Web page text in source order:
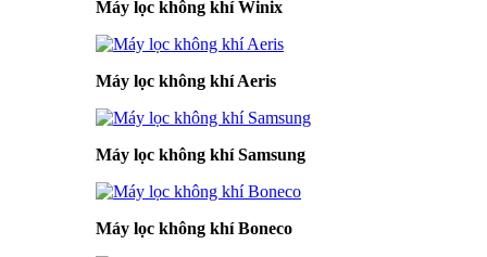
Máy lọc không khí Winix
Máy lọc không khí Aeris
Máy lọc không khí Samsung
Máy lọc không khí Boneco